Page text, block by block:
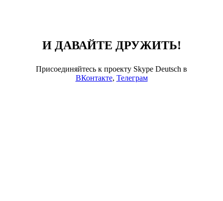
И ДАВАЙТЕ ДРУЖИТЬ!
Присоединяйтесь к проекту Skype Deutsch в
ВКонтакте, Телеграм